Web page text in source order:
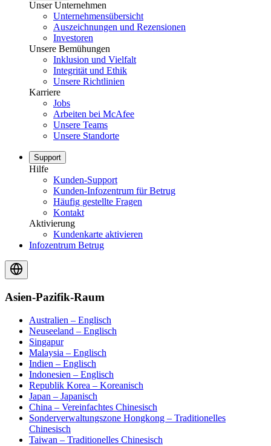
Unser Unternehmen
Unternehmensübersicht
Auszeichnungen und Rezensionen
Investoren
Unsere Bemühungen
Inklusion und Vielfalt
Integrität und Ethik
Unsere Richtlinien
Karriere
Jobs
Arbeiten bei McAfee
Unsere Teams
Unsere Standorte
Support
Hilfe
Kunden-Support
Kunden-Infozentrum für Betrug
Häufig gestellte Fragen
Kontakt
Aktivierung
Kundenkarte aktivieren
Infozentrum Betrug
Asien-Pazifik-Raum
Australien – Englisch
Neuseeland – Englisch
Singapur
Malaysia – Englisch
Indien – Englisch
Indonesien – Englisch
Republik Korea – Koreanisch
Japan – Japanisch
China – Vereinfachtes Chinesisch
Sonderverwaltungszone Hongkong – Traditionelles
Chinesisch
Taiwan – Traditionelles Chinesisch